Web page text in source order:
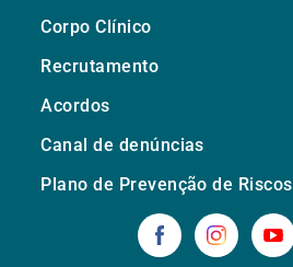
Corpo Clínico
Recrutamento
Acordos
Canal de denúncias
Plano de Prevenção de Riscos